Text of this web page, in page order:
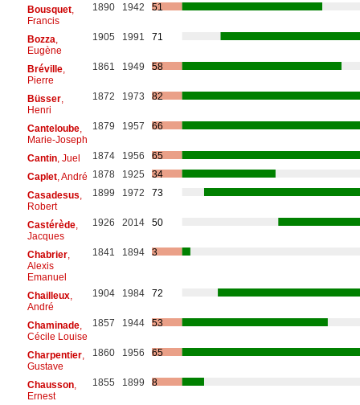
Bousquet,
Francis
1890 1942 51
Bozza
Eugène
1905 1991 71
Bréville,
Pierre
1861 1949 58
Büsser,
Henri
1872 1973 82
Canteloube,
Marie-Joseph
1879 1957 66
Cantin, Juel 1874 1956
65
Caplet, André 1878 1925
34
Casadesus
Robert
1899 1972 73
Castérède,
Jacques
1926 2014 50
Chabrier,
Alexis
Emanuel
1841 1894 3
Chailleux,
André
1904 1984 72
Chaminade,
Cécile Louise
1857 1944 53
Charpentier,
Gustave
1860 1956 65
Chausson,
Ernest
1855 1899 8